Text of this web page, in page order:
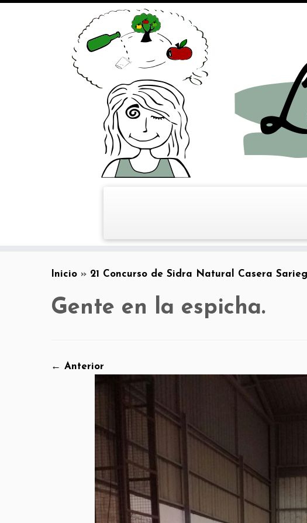
Inicio » 21 Concurso de Sidra Natural Casera
Gente en la espicha.
← Anterior